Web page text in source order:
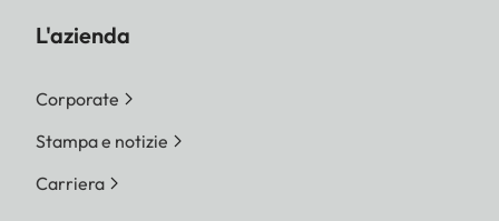
L'azienda
Corporate
Stampa e notizie
Carriera